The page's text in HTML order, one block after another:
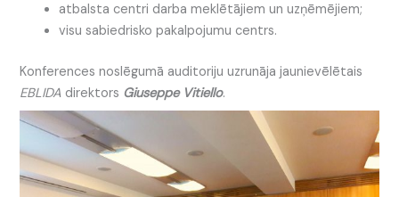
atbalsta centri darba meklētājiem un uzņēmējiem;
visu sabiedrisko pakalpojumu centrs.
Konferences noslēgumā auditoriju uzrunāja jaunievēlētais
EBLIDA direktors Giuseppe Vitiello.